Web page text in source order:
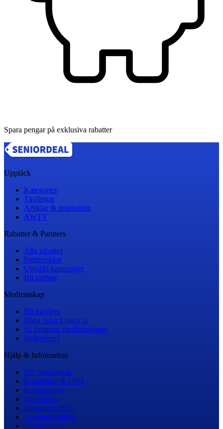
Spara pengar på exklusiva rabatter
Upptäck
Kategorier
Tävlingar
Artiklar & inspiration
AWTV
Rabatter & Partners
Alla rabatter
Partnersidor
Utvalda kampanjer
Bli partner
Medlemskap
Bli medlem
Mina sidor/Logga in
Så fungerar medlemskapet
Nyhetsbrev
Hjälp & Information
Om Seniordeal
Kundtjänst & FAQ
Kontakta oss
För företag
Integritetspolicy
Användarvillkor
Cookiepolicy